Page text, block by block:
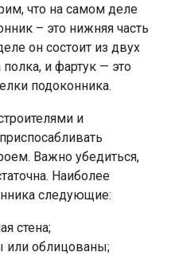
что на самом деле
– это нижняя часть
он состоит из двух
и фартук — это
подоконника.
и
Важно убедиться,
Наиболее
следующие:
стена;
или облицованы;